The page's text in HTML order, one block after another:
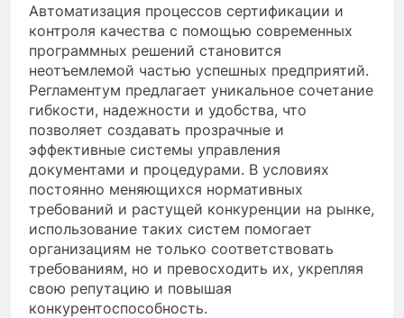
Автоматизация процессов сертификации и
контроля качества с помощью современных
программных решений становится
неотъемлемой частью успешных предприятий.
Регламентум предлагает уникальное сочетание
гибкости, надежности и удобства, что
позволяет создавать прозрачные и
эффективные системы управления
документами и процедурами. В условиях
постоянно меняющихся нормативных
требований и растущей конкуренции на рынке,
использование таких систем помогает
организациям не только соответствовать
требованиям, но и превосходить их, укрепляя
свою репутацию и повышая
конкурентоспособность.